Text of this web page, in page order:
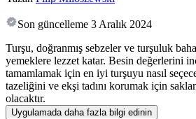
Son güncelleme 3 Aralık 2024
Turşu, doğranmış sebzeler ve turşuluk
yemeklere lezzet katar. Besin değerlerini
tamamlamak için en iyi turşuyu nasıl
tazeliğini ve ekşi tadını korumak için
olacaktır.
Uygulamada daha fazla bilgi edinin